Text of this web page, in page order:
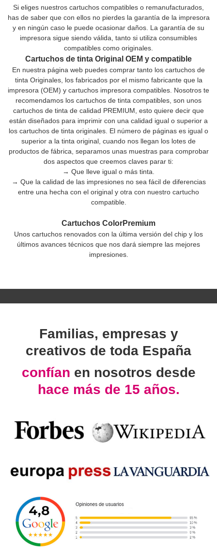
Si eliges nuestros cartuchos compatibles o remanufacturados,
has de saber que con ellos no pierdes la garantía de la impresora
y en ningún caso le puede ocasionar daños. La garantía de su
impresora sigue siendo válida, tanto si utiliza consumibles
compatibles como originales.
Cartuchos de tinta Original OEM y compatible
En nuestra página web puedes comprar tanto los cartuchos de
tinta Originales, los fabricados por el mismo fabricante que la
impresora (OEM) y cartuchos impresora compatibles. Nosotros te
recomendamos los cartuchos de tinta compatibles, son unos
cartuchos de tinta de calidad PREMIUM, esto quiere decir que
están diseñados para imprimir con una calidad igual o superior a
los cartuchos de tinta originales. El número de páginas es igual o
superior a la tinta original, cuando nos llegan los lotes de
productos de fábrica, separamos unas muestras para comprobar
dos aspectos que creemos claves parar ti:
→ Que lleve igual o más tinta.
→ Que la calidad de las impresiones no sea fácil de diferencias
entre una hecha con el original y otra con nuestro cartucho
compatible.
Cartuchos ColorPremium
Unos cartuchos renovados con la última versión del chip y los
últimos avances técnicos que nos dará siempre las mejores
impresiones.
Familias, empresas y
creativos de toda España
confían en nosotros desde
hace más de 15 años.